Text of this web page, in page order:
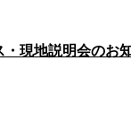
・現地説明会のお